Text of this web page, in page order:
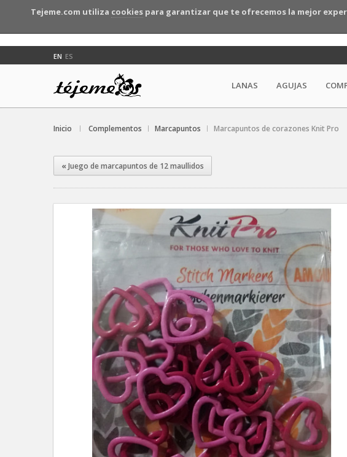
Tejeme.com utiliza cookies para garantizar que te ofrecemos la mejor
EN ES
LANAS AGUJAS
Inicio Complementos Marcapuntos Marcapuntos de corazones Knit Pro
«Juego de marcapuntos de 12 maullidos